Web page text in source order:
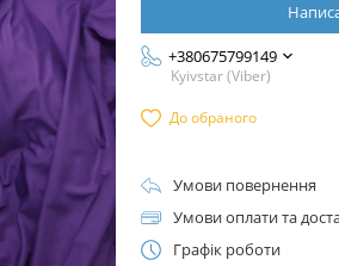
+380675799149
Kyivstar (Viber)
До обраного
Умови повернення
Умови оплати та
Графік роботи